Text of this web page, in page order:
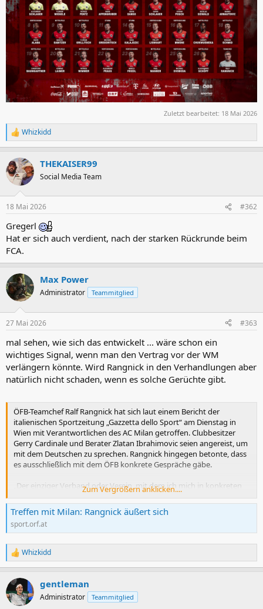
Zuletzt bearbeitet: 18 Mai 2026
R
e
k
t
i
e
:
Whizkidd
THEKAISER99
Social Media Team
18 Mai 2026 #362
Gregerl
Hat er sich auch verdient, nach der starken Rückrunde beim
FCA.
Max Power
Administrator Teammitglied
27 Mai 2026 #363
mal sehen, wie sich das entwickelt ... wäre schon ein
wichtiges Signal, wenn man den Vertrag vor der WM
verlängern könnte. Wird Rangnick in den Verhandlungen aber
natürlich nicht schaden, wenn es solche Gerüchte gibt.
ÖFB-Teamchef Ralf Rangnick hat sich laut einem Bericht der
italienischen Sportzeitung „Gazzetta dello Sport“ am Dienstag in
Wien mit Verantwortlichen des AC Milan getroffen. Clubbesitzer
Gerry Cardinale und Berater Zlatan Ibrahimovic seien angereist, um
mit dem Deutschen zu sprechen. Rangnick hingegen betonte, dass
es ausschließlich mit dem ÖFB konkrete Gespräche gäbe.
„Der einziger Verband oder Verein, mit dem ich mich in konkreten
Gesprächen befinde, ist Österreich", sagte Rangnick, der seinen
nach der WM in Nordamerika auslaufenden Vertrag bisher nicht
verlängert hat, am Rande einer Pressekonferenz seiner Stiftung in
Wien gegenüber dem ORF. „Es gab keinerlei Gespräche mit
Zum Vergrößern anklicken....
Treffen mit Milan: Rangnick äußert sich
sport.orf.at
R
e
k
t
i
Whizkidd
gentleman
Administrator Teammitglied